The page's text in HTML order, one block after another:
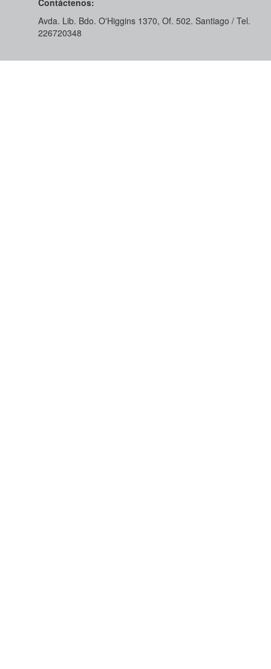
Contáctenos:
Avda. Lib. Bdo. O'Higgins 1370, Of. 502. Santiago / Tel.
226720348